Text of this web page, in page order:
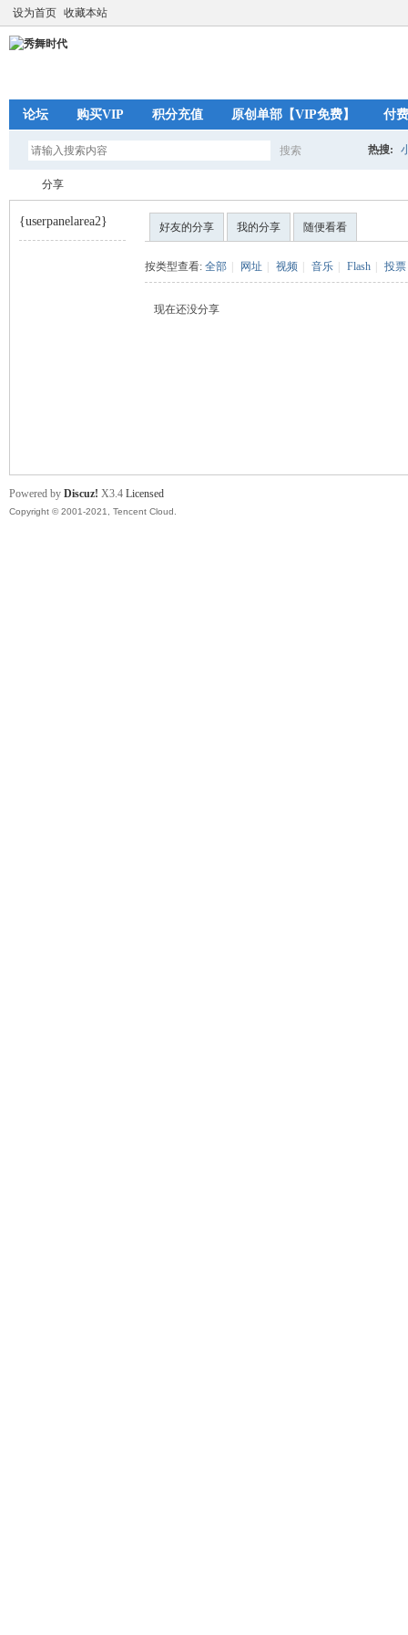
设为首页 收藏本站
论坛 购买VIP 积分充值 原创单部【VIP免费】 付
搜索 热搜:
分享
{userpanelarea2} 好友的分享 我的分享 随便看看
按类型查看: 全部 网址 视频 音乐 Flash 投票
现在还没分享
Powered by Discuz! X3.4 Licensed
Copyright © 2001-2021, Tencent Cloud.